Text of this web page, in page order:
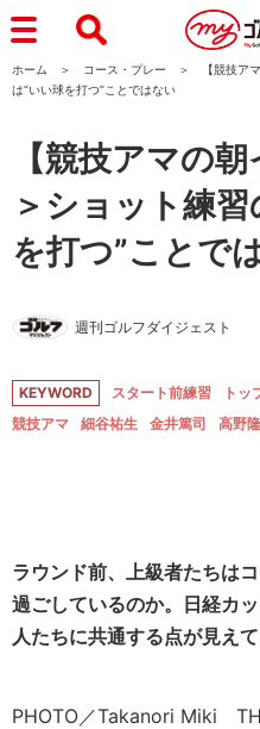
ホーム コース・プレー
【競技ア
は“いい球を打つ”ことではない
【競技アマの
＞ショット練
を打つ”ことで
週刊ゴルフダイジェスト
KEYWORD スタート前練習 トッ
競技アマ
細谷祐生 金井篤司 高野隆
ラウンド前、上級者たちは
過ごしているのか。日経カ
人たちに共通する点が見えて
PHOTO／Takanori Miki